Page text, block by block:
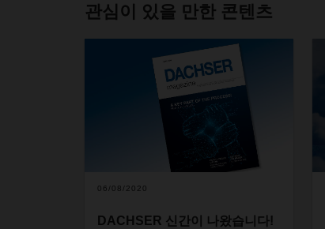
관심이 있을 만한 콘텐츠
06/08/2020
DACHSER 신간이 나왔습니다!